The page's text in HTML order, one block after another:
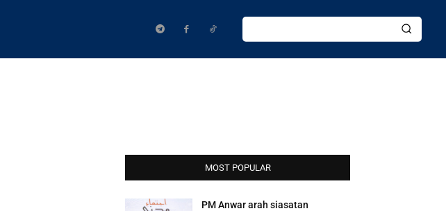
MOST POPULAR
PM Anwar arah siasatan